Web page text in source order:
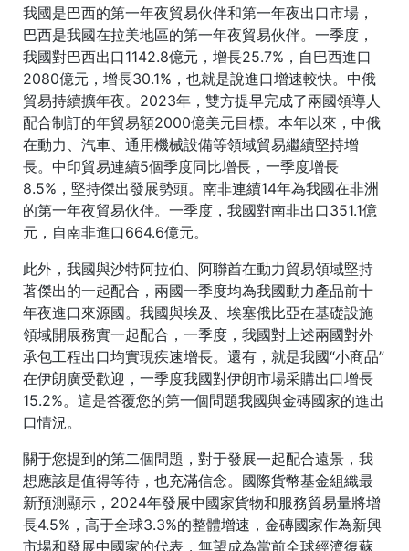
我國是巴西的第一年夜貿易伙伴和第一年夜出口市場，
巴西是我國在拉美地區的第一年夜貿易伙伴。一季度，
我國對巴西出口1142.8億元，增長25.7%，自巴西進口
2080億元，增長30.1%，也就是說進口增速較快。中俄
貿易持續擴年夜。2023年，雙方提早完成了兩國領導人
配合制訂的年貿易額2000億美元目標。本年以來，中俄
在動力、汽車、通用機械設備等領域貿易繼續堅持增
長。中印貿易連續5個季度同比增長，一季度增長
8.5%，堅持傑出發展勢頭。南非連續14年為我國在非洲
的第一年夜貿易伙伴。一季度，我國對南非出口351.1億
元，自南非進口664.6億元。
此外，我國與沙特阿拉伯、阿聯酋在動力貿易領域堅持
著傑出的一起配合，兩國一季度均為我國動力產品前十
年夜進口來源國。我國與埃及、埃塞俄比亞在基礎設施
領域開展務實一起配合，一季度，我國對上述兩國對外
承包工程出口均實現疾速增長。還有，就是我國“小商品”
在伊朗廣受歡迎，一季度我國對伊朗市場采購出口增長
15.2%。這是答覆您的第一個問題我國與金磚國家的進出
口情況。
關于您提到的第二個問題，對于發展一起配合遠景，我
想應該是值得等待，也充滿信念。國際貨幣基金組織最
新預測顯示，2024年發展中國家貨物和服務貿易量將增
長4.5%，高于全球3.3%的整體增速，金磚國家作為新興
市場和發展中國家的代表，無望成為當前全球經濟復蘇